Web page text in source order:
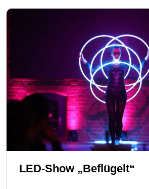
LED-Show „Beflügelt“